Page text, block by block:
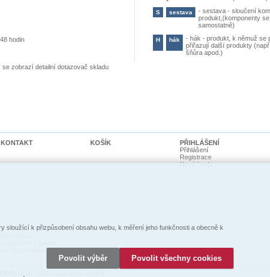
hodin
se zobrazí detailní dotazovač skladu
S sestava -sestava - sloučení
produkt,(komponenty
samostatně)
H hák - hák - produkt, k němuž se
přiřazují další produkty
šňůra apod.)
/ akumulátorů
KONTAKT KOŠÍK
PŘIHLÁŠENÍ
Přihlášení
Registrace
Nové heslo
k přizpůsobení obsahu webu, k měření jeho funkčnosti a obecně k
Povolit výběr Povolit všechny cookies